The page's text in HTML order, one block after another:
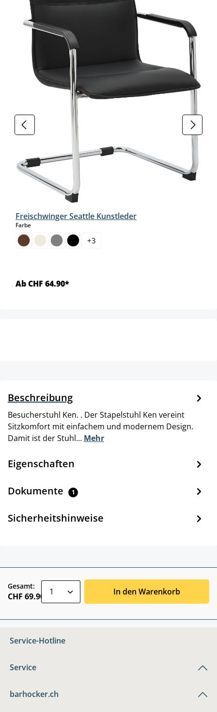
Freischwinger Seattle Kunstleder
Farbeauswählen
+3
Ab CHF 64.90*
Beschreibung
Besucherstuhl Ken. . Der Stapelstuhl Ken vereint
Sitzkomfort mit einfachem und modernem Design.
Damit ist der Stuhl… Mehr
Eigenschaften
Dokumente 1
Sicherheitshinweise
Gesamt:
CHF 69.90 In den Warenkorb
Service-Hotline
Service
barhocker.ch